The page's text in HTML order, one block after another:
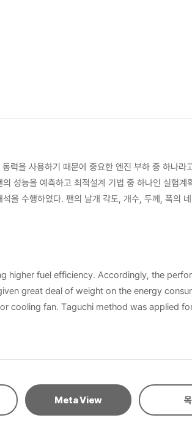
력을 사용하기 때문에 중요한 엔진 부하 중 하나
성능을 예측하고 최적설계 기법 중 하나인 실험
을 수행하였다. 팬의 날개 각도, 개수, 두께, 폭
켰을 때 팬의 풍량 및 효율이 상승함을 수치해
higher fuel efficiency. Accordingly, the
In this study, the steady incompressible viscous
cooling fan. Taguchi method was applied
of CFD simulations and experiments
Meta View